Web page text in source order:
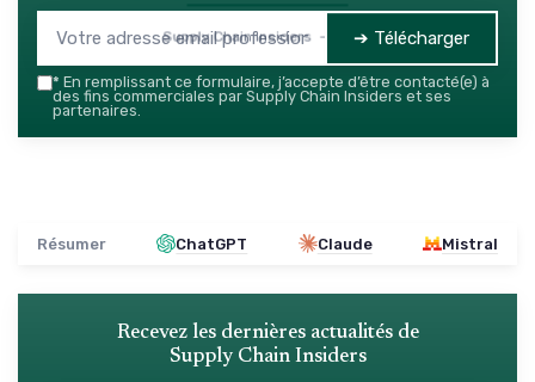
Supply Chain Insiders — 2026➔ Télécharger
* En remplissant ce formulaire, j’accepte d’être contacté(e) à
des fins commerciales par Supply Chain Insiders et ses
partenaires.
Résumer ChatGPT Claude Mistral
Recevez les dernières actualités de
Supply Chain Insiders